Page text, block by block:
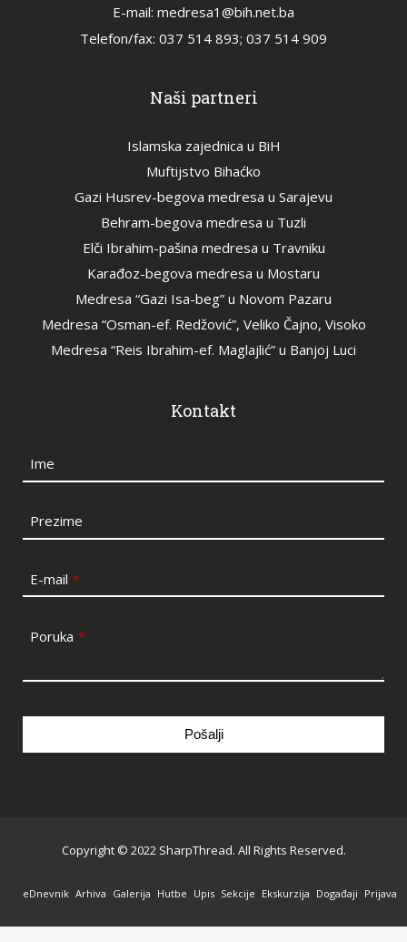
E-mail: medresa1@bih.net.ba
Telefon/fax: 037 514 893; 037 514 909
Naši partneri
Islamska zajednica u BiH
Muftijstvo Bihaćko
Gazi Husrev-begova medresa u Sarajevu
Behram-begova medresa u Tuzli
Elči Ibrahim-pašina medresa u Travniku
Karađoz-begova medresa u Mostaru
Medresa “Gazi Isa-beg” u Novom Pazaru
Medresa “Osman-ef. Redžović”, Veliko Čajno, Visoko
Medresa “Reis Ibrahim-ef. Maglajlić” u Banjoj Luci
Kontakt
Ime
Prezime
E-mail *
Poruka *
Pošalji
blank
Copyright © 2022 SharpThread. All Rights Reserved.
eDnevnik Arhiva Galerija Hutbe Upis Sekcije Ekskurzija Događaji Prijava